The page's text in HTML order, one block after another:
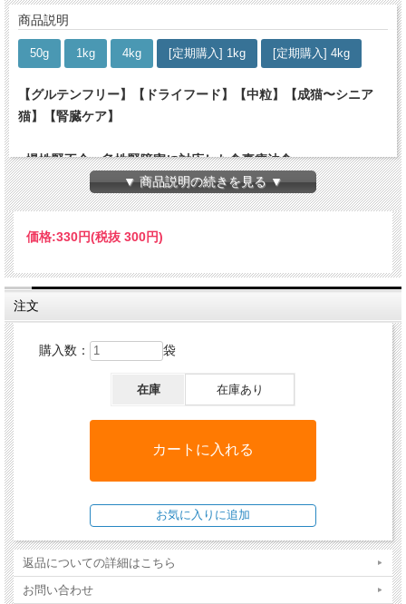
商品説明
50g 1kg 4kg [定期購入] 1kg [定期購入] 4kg
【グルテンフリー】【ドライフード】【中粒】【成猫〜シニア
猫】【腎臓ケア】
- 慢性腎不全・急性腎障害に対応した食事療法食 -
●特に嗜好性が高く美味しく食べることで腎臓ケアでき
ます
●リン、ナトリウム含有量を制限し腎臓にかかる負担を
●高消化性のタンパク質を使用し含有量を調整していま
す
●腎臓から排出される老廃物の過度な尿排出を防ぎ、腎
負荷を軽減します
●オメガ3系脂肪酸、抗酸化成分配合で全身の健康をサポ
●水溶性食物繊維が腸内でのアンモニア産生と吸収を減
●血液を浄化し腎機能をサポートするカンバ葉、タンポ
HAPPY CAT VETリーナル(腎臓ケア) ドライは、慢性腎
不全および急性腎障害の愛猫の腎臓への負担を軽減する
ための食事療法食です。高消化性の良質なタンパク質を
使用し、リン、ナトリウムの含有量を制限しているの
で、腎臓病を患う愛猫の食事として最適です。腎臓病に
▼ 商品説明の続きを見る ▼
価格:330円(税抜 300円)
注文
購入数： 袋
在庫 在庫あり
返品についての詳細はこちら
お問い合わせ